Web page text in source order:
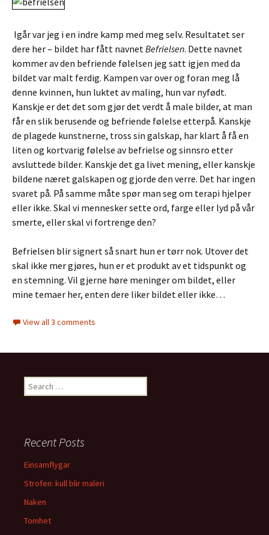
Igår var jeg i en indre kamp med meg selv. Resultatet ser
dere her – bildet har fått navnetBefrielsen. Dette navnet
kommer av den befriende følelsen jeg satt igjen med da
bildet var malt ferdig. Kampen var over og foran meg lå
denne kvinnen, hun luktet av maling, hun var nyfødt.
Kanskje er det det som gjør det verdt å male bilder, at man
får en slik berusende og befriende følelse etterpå. Kanskje
de plagede kunstnerne, tross sin galskap, har klart å få en
liten og kortvarig følelse av befrielse og sinnsro etter
avsluttede bilder. Kanskje det ga livet mening, eller kanskje
bildene næret galskapen og gjorde den verre. Det har ingen
svaret på. På samme måte spør man seg om terapi hjelper
eller ikke. Skal vi mennesker sette ord, farge eller lyd på vår
smerte, eller skal vi fortrenge den?
Befrielsen blir signert så snart hun er tørr nok. Utover det
skal ikke mer gjøres, hun er et produkt av et tidspunkt og
en stemning. Vil gjerne høre meninger om bildet, eller
mine temaer her, enten dere liker bildet eller ikke…
View all 3 comments
e
h
o
r
Recent Posts
Einsamflygar
Strofen: kull blir maleri
Naken
Tomhet